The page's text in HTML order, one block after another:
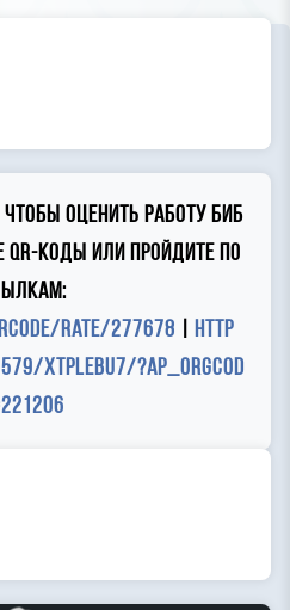
оценить работу биб
QR-коды или пройдите по
rate/277678
http
xTPLeBU7/?ap_orgcod